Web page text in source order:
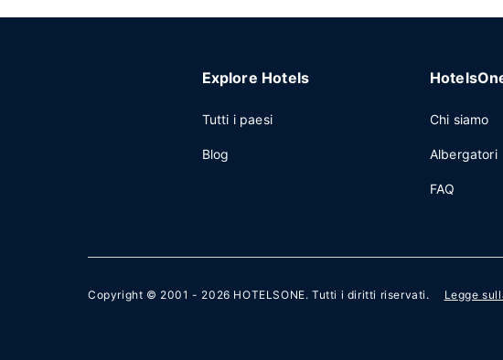
Explore Hotels
Tutti i paesi
Blog
Chi siamo
Albergatori
FAQ
Copyright © 2001 - 2026 HOTELSONE. Tutti i diritti riservati. Legge